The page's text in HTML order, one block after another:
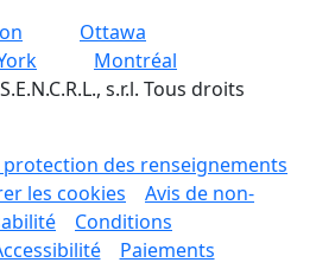
Ottawa
Montréal
s.r.l. Tous droits
des renseignements
les cookies
Avis de non-
Conditions
Paiements